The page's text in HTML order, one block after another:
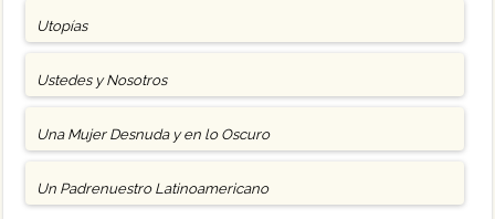
Utopías
Ustedes y Nosotros
Una Mujer Desnuda y en lo Oscuro
Un Padrenuestro Latinoamericano